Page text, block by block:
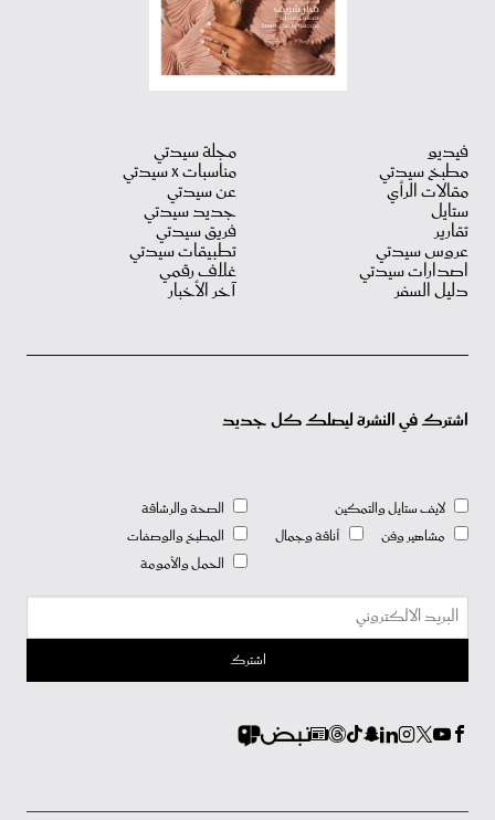
فيديو
مطبخ سيدتي
مقالات الرأي
ستايل
تقارير
عروس سيدتي
اصدارات سيدتي
دليل السفر
مجلة سيدتي
مناسبات X سيدتي
عن سيدتي
جديد سيدتي
فريق سيدتي
تطبيقات سيدتي
غلاف رقمي
آخر الأخبار
اشترك في النشرة ليصلك كل جديد
لايف ستايل والتمكين
مشاهير وفن
أناقة وجمال
الصحة والرشاقة
المطبخ والوصفات
الحمل والأمومة